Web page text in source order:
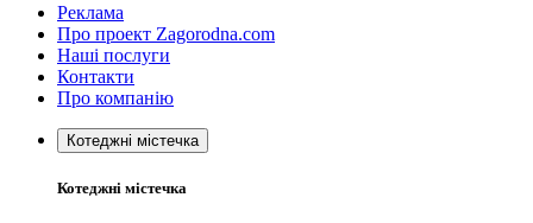
Реклама
Про проект Zagorodna.com
Наші послуги
Контакти
Про компанію
Котеджні містечка
Котеджні містечка